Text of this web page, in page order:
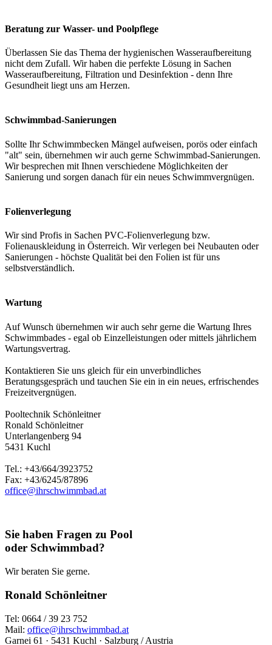
Beratung zur Wasser- und Poolpflege
Überlassen Sie das Thema der hygienischen Wasseraufbereitung
nicht dem Zufall. Wir haben die perfekte Lösung in Sachen
Wasseraufbereitung, Filtration und Desinfektion - denn Ihre
Gesundheit liegt uns am Herzen.
Schwimmbad-Sanierungen
Sollte Ihr Schwimmbecken Mängel aufweisen, porös oder einfach
"alt" sein, übernehmen wir auch gerne Schwimmbad-Sanierungen.
Wir besprechen mit Ihnen verschiedene Möglichkeiten der
Sanierung und sorgen danach für ein neues Schwimmvergnügen.
Folienverlegung
Wir sind Profis in Sachen PVC-Folienverlegung bzw.
Folienauskleidung in Österreich. Wir verlegen bei Neubauten oder
Sanierungen - höchste Qualität bei den Folien ist für uns
selbstverständlich.
Wartung
Auf Wunsch übernehmen wir auch sehr gerne die Wartung Ihres
Schwimmbades - egal ob Einzelleistungen oder mittels jährlichem
Wartungsvertrag.
Kontaktieren Sie uns gleich für ein unverbindliches
Beratungsgespräch und tauchen Sie ein in ein neues, erfrischendes
Freizeitvergnügen.
Pooltechnik Schönleitner
Ronald Schönleitner
Unterlangenberg 94
5431 Kuchl
Tel.: +43/664/3923752
Fax: +43/6245/87896
office@ihrschwimmbad.at
Sie haben Fragen zu Pool
oder Schwimmbad?
Wir beraten Sie gerne.
Ronald Schönleitner
Tel: 0664 / 39 23 752
Mail: office@ihrschwimmbad.at
Garnei 61 · 5431 Kuchl · Salzburg / Austria